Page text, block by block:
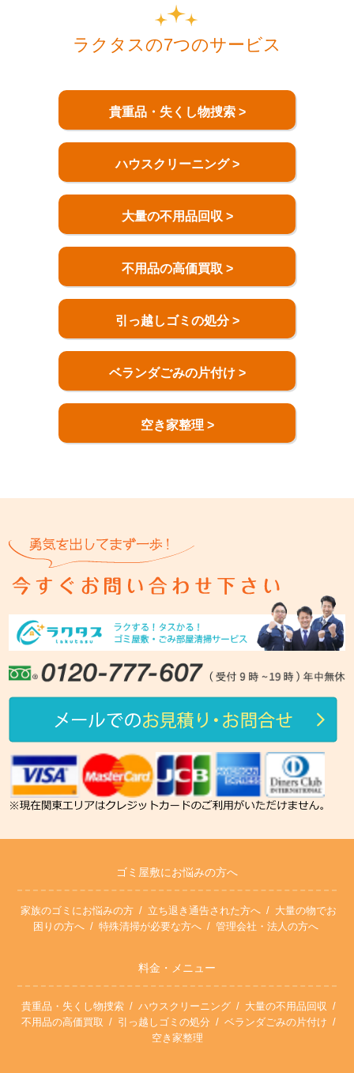
ラクタスの7つのサービス
貴重品・失くし物捜索 >
ハウスクリーニング >
大量の不用品回収 >
不用品の高価買取 >
引っ越しゴミの処分 >
ベランダごみの片付け >
空き家整理 >
ゴミ屋敷にお悩みの方へ
家族のゴミにお悩みの方 立ち退き通告された方へ
大量の物でお
困りの方へ
特殊清掃が必要な方へ 管理会社・法人の方へ
料金・メニュー
貴重品・失くし物捜索 ハウスクリーニング
大量の不用品回収
不用品の高価買取
引っ越しゴミの処分
ベランダごみの片付け
空き家整理